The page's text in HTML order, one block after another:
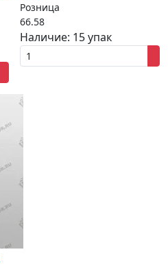
Розница
66.58
Наличие: 15 упак